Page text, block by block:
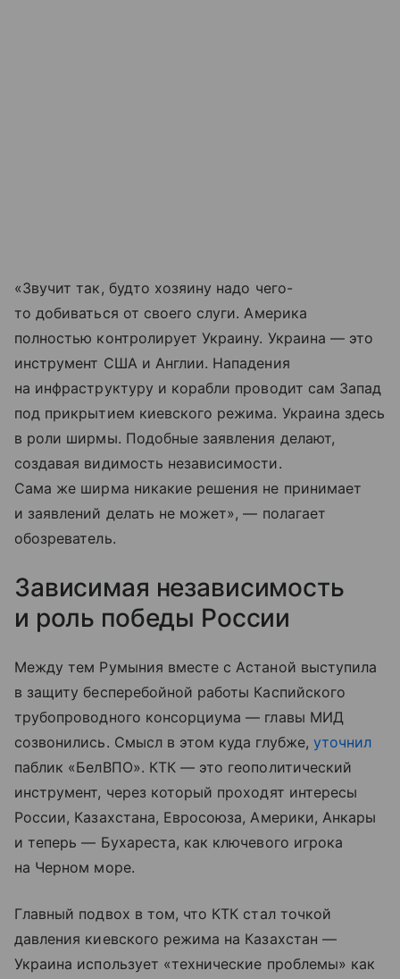
«Звучит так, будто хозяину надо чего-
то добиваться от своего слуги. Америка
полностью контролирует Украину. Украина — это
инструмент США и Англии. Нападения
на инфраструктуру и корабли проводит сам Запад
под прикрытием киевского режима. Украина здесь
в роли ширмы. Подобные заявления делают,
создавая видимость независимости.
Сама же ширма никакие решения не принимает
и заявлений делать не может», — полагает
обозреватель.
Зависимая независимость
и роль победы России
Между тем Румыния вместе с Астаной выступила
в защиту бесперебойной работы Каспийского
трубопроводного консорциума — главы МИД
созвонились. Смысл в этом куда глубже, уточнил
паблик «БелВПО». КТК — это геополитический
инструмент, через который проходят интересы
России, Казахстана, Евросоюза, Америки, Анкары
и теперь — Бухареста, как ключевого игрока
на Черном море.
Главный подвох в том, что КТК стал точкой
давления киевского режима на Казахстан —
Украина использует «технические проблемы» как